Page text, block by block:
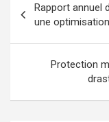
de
l’article
Rapport annuel
une
Protection